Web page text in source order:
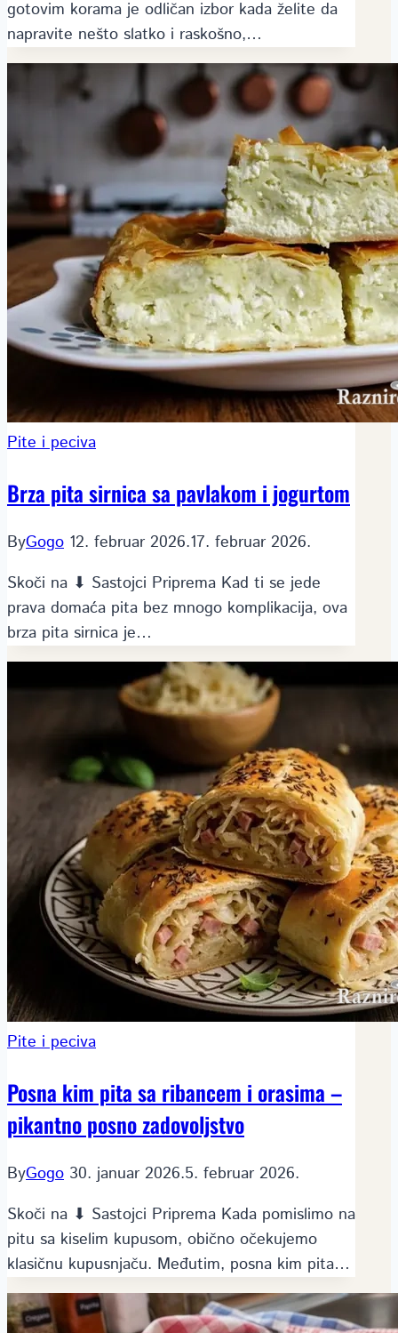
gotovim korama je odličan izbor kada želite da
napravite nešto slatko i raskošno,…
Pite i peciva
Brza pita sirnica sa pavlakom i jogurtom
ByGogo 12. februar 2026.17. februar 2026.
Skoči na ⬇ Sastojci Priprema Kad ti se jede
prava domaća pita bez mnogo komplikacija, ova
brza pita sirnica je…
Pite i peciva
Posna kim pita sa ribancem i orasima –
pikantno posno zadovoljstvo
ByGogo 30. januar 2026.5. februar 2026.
Skoči na ⬇ Sastojci Priprema Kada pomislimo na
pitu sa kiselim kupusom, obično očekujemo
klasičnu kupusnjaču. Međutim, posna kim pita…